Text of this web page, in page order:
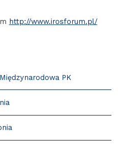
http://www.irosforum.pl/
PK